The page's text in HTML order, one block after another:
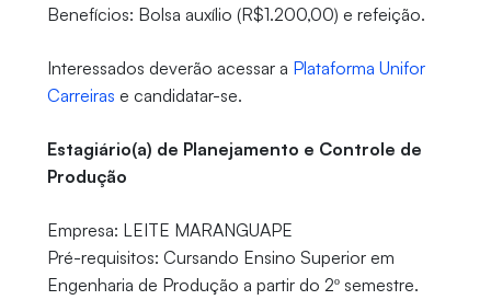
Benefícios: Bolsa auxílio (R$1.200,00) e refeição.
Interessados deverão acessar a Plataforma Unifor
Carreiras e candidatar-se.
Estagiário(a) de Planejamento e Controle de
Produção
Empresa: LEITE MARANGUAPE
Pré-requisitos: Cursando Ensino Superior em
Engenharia de Produção a partir do 2º semestre.